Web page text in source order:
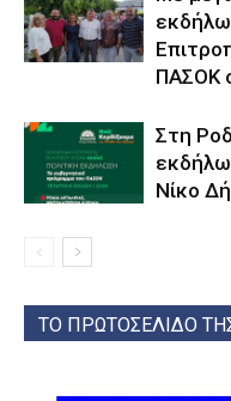
ΠΑΣΟΚ
Στη
Νίκο
ΤΟ ΠΡΩΤΟΣΕΛΙΔΟ